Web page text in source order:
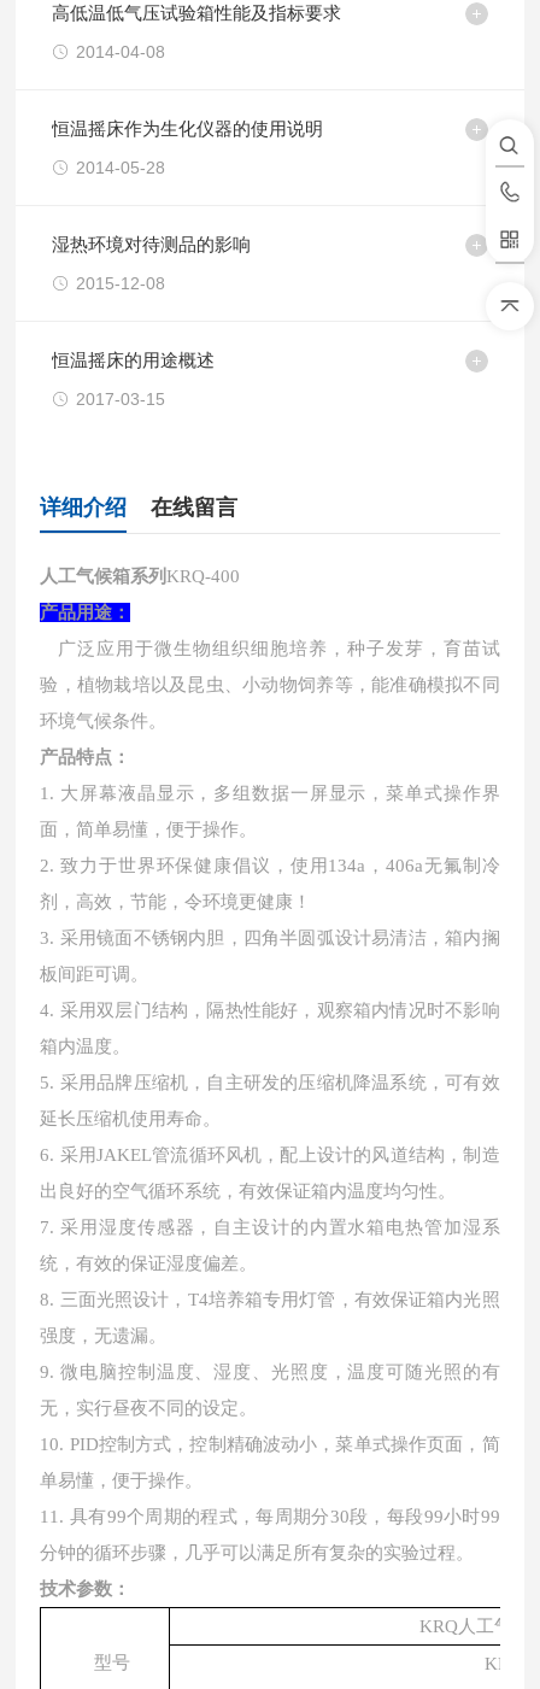
高低温低气压试验箱性能及指标要求
2014-04-08
恒温摇床作为生化仪器的使用说明
2014-05-28
湿热环境对待测品的影响
2015-12-08
恒温摇床的用途概述
2017-03-15
详细介绍 在线留言
人工气候箱系列KRQ-400
产品用途：
广泛应用于微生物组织细胞培养，种子发芽，育苗试
验，植物栽培以及昆虫、小动物饲养等，能准确模拟不同
环境气候条件。
产品特点：
1. 大屏幕液晶显示，多组数据一屏显示，菜单式操作界
面，简单易懂，便于操作。
2.致力于世界环保健康倡议，使用 134a，406a无氟制冷
剂，高效，节能，令环境更健康！
3. 采用镜面不锈钢内胆，四角半圆弧设计易清洁，箱内搁
板间距可调。
4. 采用双层门结构，隔热性能好，观察箱内情况时不影响
箱内温度。
5. 采用品牌压缩机，自主研发的压缩机降温系统，可有效
延长压缩机使用寿命。
6. 采用JAKEL管流循环风机，配上设计的风道结构，制造
出良好的空气循环系统，有效保证箱内温度均匀性。
7.采用湿度传感器，自主设计的内置水箱电热管加湿系
统，有效的保证湿度偏差。
8. 三面光照设计， T4培养箱专用灯管，有效保证箱内光照
强度 ，无遗漏。
9.微电脑控制温度、湿度、光照度，温度可随光照的有
无，实行昼夜不同的设定。
10. PID控制方式，控制精确波动小，菜单式操作页面，简
单易懂，便于操作。
11. 具有99个周期的程式，每周期分30段，每段99小时99
分钟的循环步骤，几乎可以满足所有复杂的实验过程。
技术参数：
型号
KRQ人工气候
KRQ